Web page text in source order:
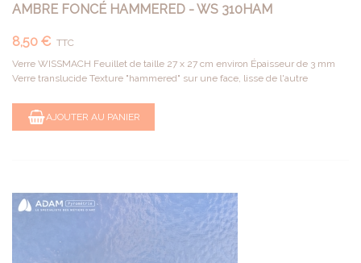
AMBRE FONCÉ HAMMERED - WS 310HAM
8,50 € TTC
Verre WISSMACH Feuillet de taille 27 x 27 cm environ Épaisseur de 3 mm
Verre translucide Texture "hammered" sur une face, lisse de l'autre
AJOUTER AU PANIER